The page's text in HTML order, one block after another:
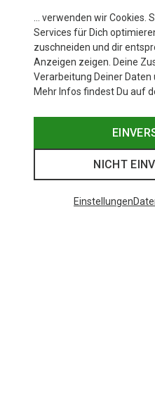
Kinder Oja Rain Hose
… verwenden wir Cookies.
Services für Dich
zuschneiden und dir
Anzeigen zeigen. Deine
Verarbeitung Deiner Daten
Mehr Infos findest Du auf
NICHT
Einstellungen